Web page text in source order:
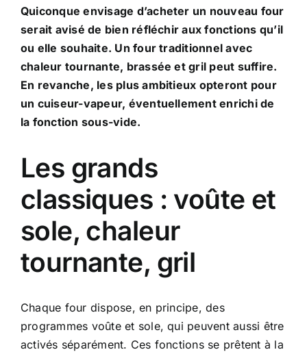
Quiconque envisage d’acheter un nouveau four
serait avisé de bien réfléchir aux fonctions qu’il
ou elle souhaite. Un four traditionnel avec
chaleur tournante, brassée et gril peut suffire.
En revanche, les plus ambitieux opteront pour
un cuiseur-vapeur, éventuellement enrichi de
la fonction sous-vide.
Les grands
classiques : voûte et
sole, chaleur
tournante, gril
Chaque four dispose, en principe, des
programmes voûte et sole, qui peuvent aussi être
activés séparément. Ces fonctions se prêtent à la